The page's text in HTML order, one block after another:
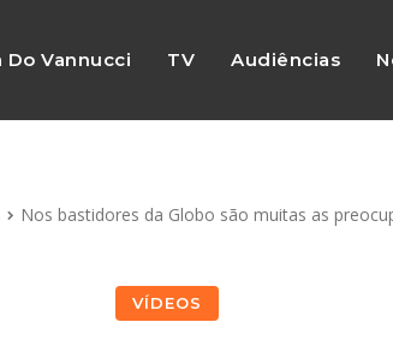
Do Vannucci TV Audiências
Nos bastidores da Globo são muitas as
VÍDEOS